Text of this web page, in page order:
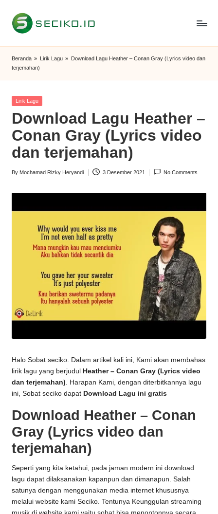
Skip
S
e
c
i
k
o
I
D
Beranda » Lirik Lagu » Download Lagu Heather – Conan Gray (Lyrics video dan
terjemahan)
Posted
Lirik Lagu
Download Lagu Heather –
Conan Gray (Lyrics video
dan terjemahan)
Posted
By Mochamad Rizky Heryandi 3 Desember 2021 No Comments
Halo Sobat seciko. Dalam artikel kali ini, Kami akan membahas
lirik lagu yang berjudul
Heather – Conan Gray (Lyrics video
dan terjemahan). Harapan Kami, dengan diterbitkannya lagu
ini, Sobat seciko dapat Download Lagu ini gratis
Download Heather – Conan
Gray (Lyrics video dan
terjemahan)
Seperti yang kita ketahui, pada jaman modern ini download
lagu dapat dilaksanakan kapanpun dan dimanapun. Salah
satunya dengan menggunakan media internet khususnya
melalui website kami Seciko. Tentunya Keunggulan streaming